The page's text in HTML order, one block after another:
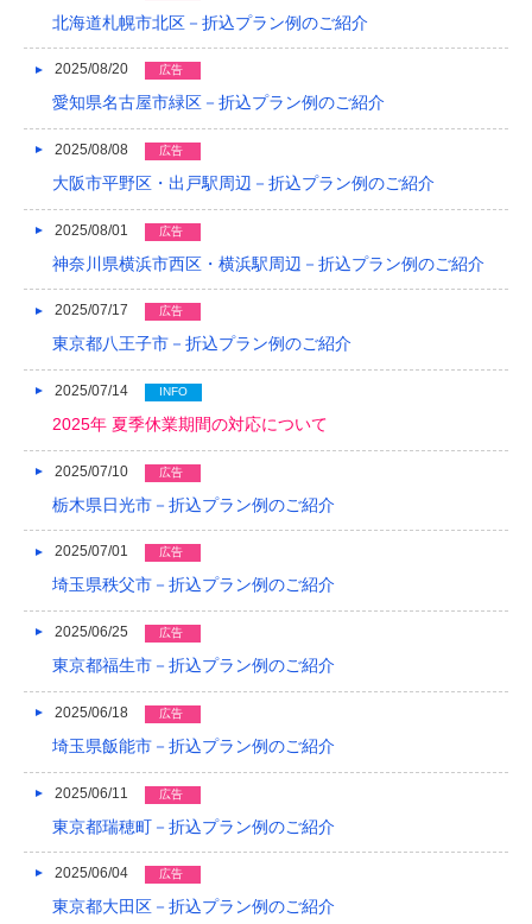
2017/08
2017/06
2017/05
2017/04
2017/03
2016/12
2016/11
2016/10
2016/09
2016/08
2016/07
2016/06
2016/05
2016/03
2016/02
2016/01
2015/12
北海道札幌市北区－折込プラン例のご紹介
2025/08/20 広告
愛知県名古屋市緑区－折込プラン例のご紹介
2025/08/08 広告
大阪市平野区・出戸駅周辺－折込プラン例のご紹介
2025/08/01 広告
神奈川県横浜市西区・横浜駅周辺－折込プラン例のご紹介
2025/07/17 広告
東京都八王子市－折込プラン例のご紹介
2025/07/14 INFO
2025年 夏季休業期間の対応について
2025/07/10 広告
栃木県日光市－折込プラン例のご紹介
2025/07/01 広告
埼玉県秩父市－折込プラン例のご紹介
2025/06/25 広告
東京都福生市－折込プラン例のご紹介
2025/06/18 広告
埼玉県飯能市－折込プラン例のご紹介
2025/06/11 広告
東京都瑞穂町－折込プラン例のご紹介
2025/06/04 広告
東京都大田区－折込プラン例のご紹介